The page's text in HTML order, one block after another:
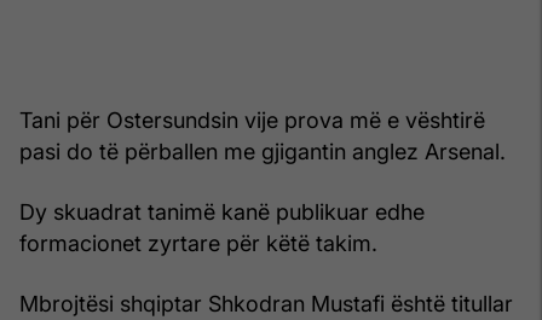
Tani për Ostersundsin vije prova më e vështirë
pasi do të përballen me gjigantin anglez Arsenal.
Dy skuadrat tanimë kanë publikuar edhe
formacionet zyrtare për këtë takim.
Mbrojtësi shqiptar Shkodran Mustafi është titullar